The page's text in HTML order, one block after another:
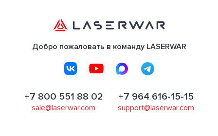
Добро пожаловать в команду LASERWAR
+7 800 551 88 02
sale@laserwar.com
+7 964 616-15-15
support@laserwar.com